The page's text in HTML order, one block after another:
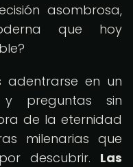
asombrosa,
que hoy
adentrarse en un
preguntas sin
de la eternidad
milenarias que
descubrir. Las